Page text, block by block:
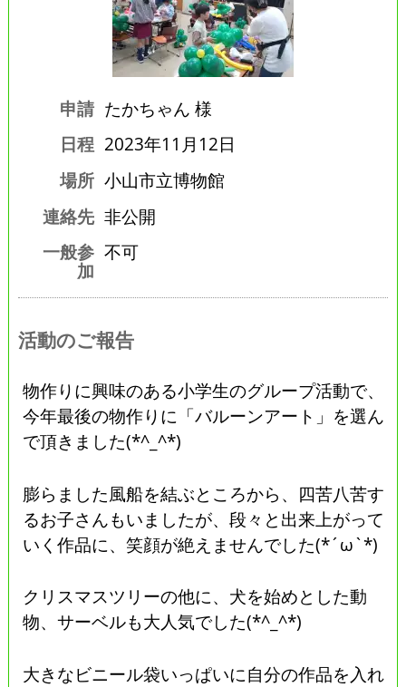
申請 たかちゃん 様
日程 2023年11月12日
場所 小山市立博物館
連絡先 非公開
一般参
加
不可
活動のご報告
物作りに興味のある小学生のグループ活動で、
今年最後の物作りに「バルーンアート」を選ん
で頂きました(*^_^*)
膨らました風船を結ぶところから、四苦八苦す
るお子さんもいましたが、段々と出来上がって
いく作品に、笑顔が絶えませんでした(*´ω`*)
クリスマスツリーの他に、犬を始めとした動
物、サーベルも大人気でした(*^_^*)
大きなビニール袋いっぱいに自分の作品を入れ